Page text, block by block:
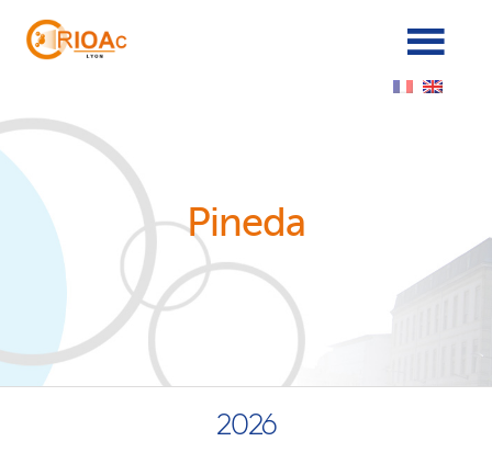
Pineda
2026
Cookies management panel